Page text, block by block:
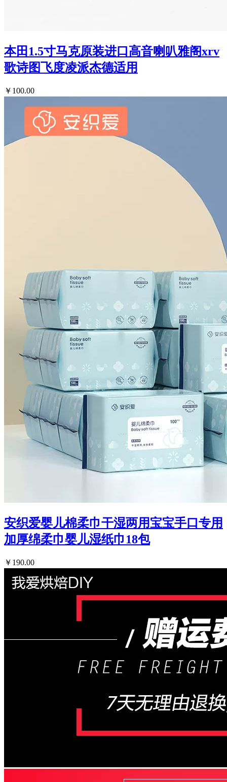
本田1.5寸马克原装进口高音喇叭雅阁xrv
歌诗图飞度凌派杰德适用
￥100.00
安织爱婴儿棉柔巾干湿两用宝宝手口专用
加厚绵柔巾婴儿湿纸巾18包
￥190.00